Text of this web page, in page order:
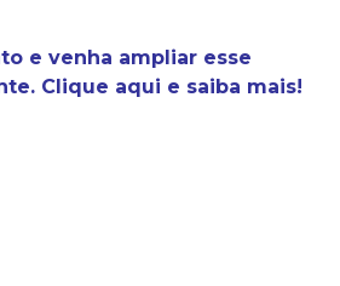
e venha ampliar esse
Clique aqui e saiba mais!